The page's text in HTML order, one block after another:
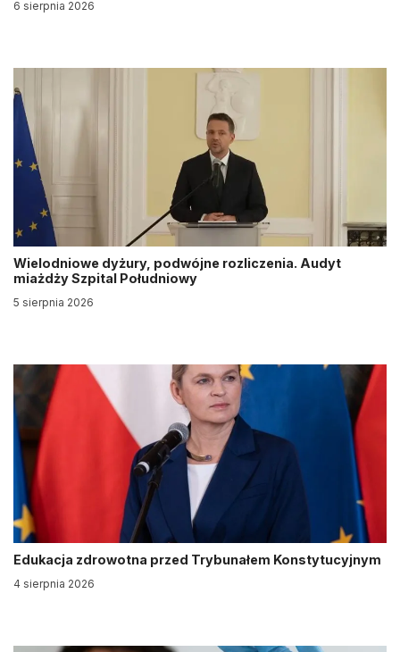
6 sierpnia 2026
Wielodniowe dyżury, podwójne rozliczenia. Audyt
miażdży Szpital Południowy
5 sierpnia 2026
Edukacja zdrowotna przed Trybunałem Konstytucyjnym
4 sierpnia 2026